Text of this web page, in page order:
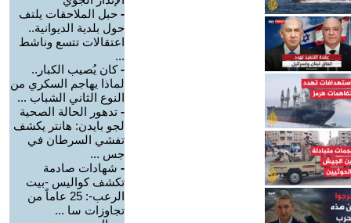
- حبل الملاحقات يلتف
حول بلدية الديوانية..
اعتقالات تتسع وناشط
...
-كان يُصيب الكبار..
لماذا يهاجم السكري من
النوع الثاني الشباب ...
- تدهور الحالة الصحية
لجو بايدن: هانتر يكشف
تفشي السرطان في
جس ...
- شهادات صادمة
تكشف كواليس -بيت
الرعب-: 25 عاماً من
تجاوزات سا ...